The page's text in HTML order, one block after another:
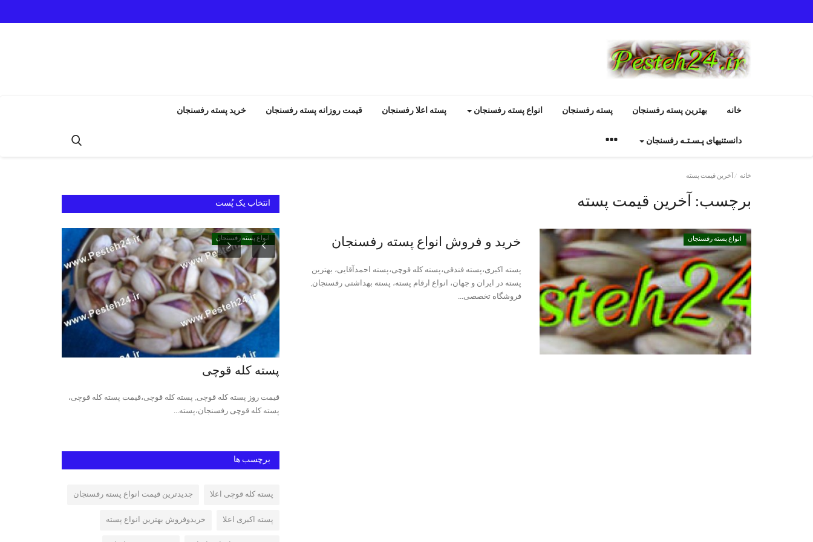
خانه بهترین پسته رفسنجان پسته رفسنجان انواع پسته رفسنجان پسته اعلا رفسنجان قیمت روزانه پسته رفسنجان خرید پسته رفسنجان
دانستنیهای پـسـتـه رفسنجان
خانه آخرین قیمت پسته
برچسب: آخرین قیمت پسته
انواع پسته رفسنجان خرید و فروش انواع پسته رفسنجان
پسته اکبری،پسته فندقی،پسته کله قوچی،پسته احمدآقایی، بهترین
پسته در ایران و جهان، انواع ارقام پسته، پسته بهداشتی رفسنجان,
فروشگاه تخصصی...
انتخاب یک پُست
انواع پسته رفسنجان
پسته کله قوچی
قیمت روز پسته کله قوچی, پسته کله قوچی،قیمت پسته کله قوچی،
پسته کله قوچی رفسنجان،پسته...
انواع پسته رفسنجان انواع پسته رفسنجان
برچسب ها
پسته کله قوچی اعلا جدیدترین قیمت انواع پسته رفسنجان
پسته اکبری اعلا خریدوفروش بهترین انواع پسته